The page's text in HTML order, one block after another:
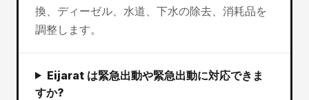
換、ディーゼル、水道、下水の除去、消耗品を
調整します。
Eijarat は緊急出動や緊急出動に対応できま
すか?